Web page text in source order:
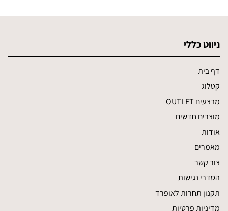
ניווט כללי
דף בית
קטלוג
מבצעים OUTLET
מוצרים חדשים
אודות
מאמרים
צור קשר
הסדרי נגישות
תקנון תחרות לאופרד
מדיניות פרטיות